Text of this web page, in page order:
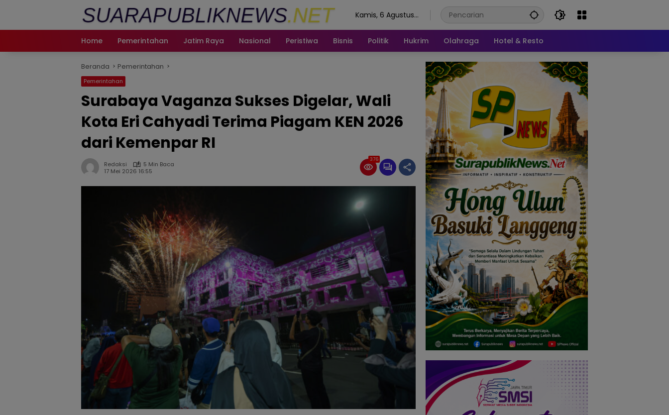
Kamis, 6 Agustus
Home
Pemerintahan Jatim Raya Nasional Peristiwa Bisnis Politik Hukrim Olahraga Hotel & Resto
Beranda Pemerintahan
Pemerintahan
Surabaya Vaganza Sukses Digelar, Wali
Kota Eri Cahyadi Terima Piagam KEN 2026
dari Kemenpar RI
Redaksi
5 Min Baca
17 Mei 2026 16:55
376